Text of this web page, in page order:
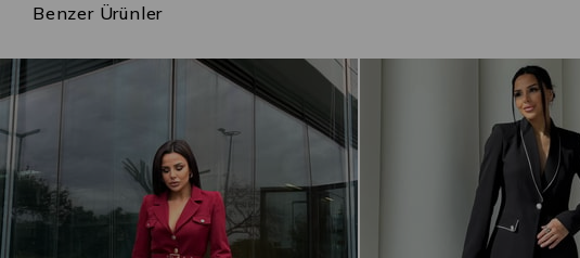
Benzer Ürünler